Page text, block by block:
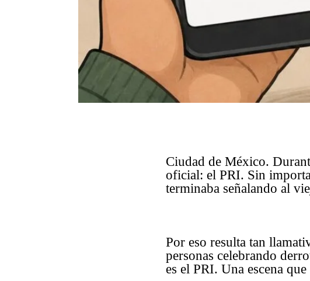
Ciudad de México.
oficial: el PRI. Sin
terminaba señalando al
Por eso resulta tan
personas celebrando
es el PRI. Una escena